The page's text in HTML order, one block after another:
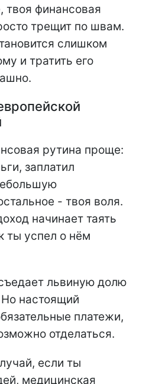
твоя финансовая
трещит по швам.
слишком
и тратить его
рутина проще:
заплатил
- твоя воля.
начинает таять
ты успел о нём
львиную долю
Но настоящий
платежи,
отделаться.
если ты
медицинская